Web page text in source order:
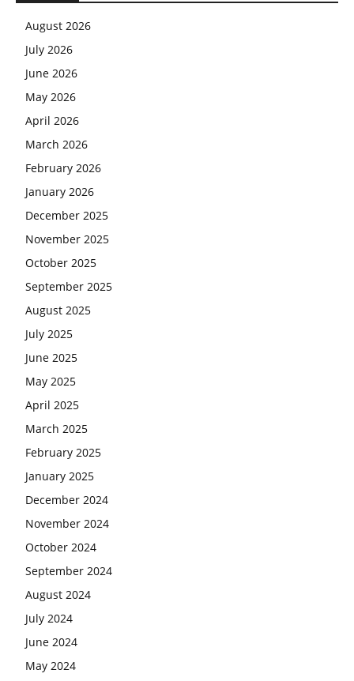
August 2026
July 2026
June 2026
May 2026
April 2026
March 2026
February 2026
January 2026
December 2025
November 2025
October 2025
September 2025
August 2025
July 2025
June 2025
May 2025
April 2025
March 2025
February 2025
January 2025
December 2024
November 2024
October 2024
September 2024
August 2024
July 2024
June 2024
May 2024